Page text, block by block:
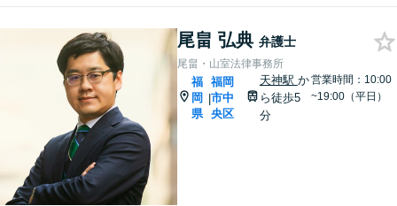
尾畠 弘典 弁護士
尾畠・山室法律事務所
福
岡
県
|
福岡
市中
央区
天神駅 か
ら徒歩5
分
営業時間：10:00
~19:00（平日）